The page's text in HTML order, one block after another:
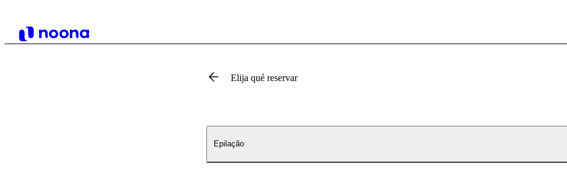
Elija qué reservar
Epilação